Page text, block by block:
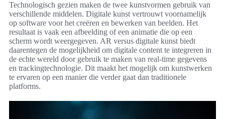
Technologisch gezien maken de twee kunstvormen gebruik van
verschillende middelen. Digitale kunst vertrouwt voornamelijk
op software voor het creëren en bewerken van beelden. Het
resultaat is vaak een afbeelding of een animatie die op een
scherm wordt weergegeven. AR versus digitale kunst biedt
daarentegen de mogelijkheid om digitale content te integreren in
de echte wereld door gebruik te maken van real-time gegevens
en trackingtechnologie. Dit maakt het mogelijk om kunstwerken
te ervaren op een manier die verder gaat dan traditionele
platforms.